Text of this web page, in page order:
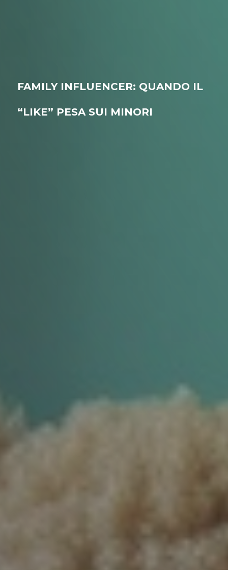
FAMILY INFLUENCER: QUANDO IL
“LIKE” PESA SUI MINORI